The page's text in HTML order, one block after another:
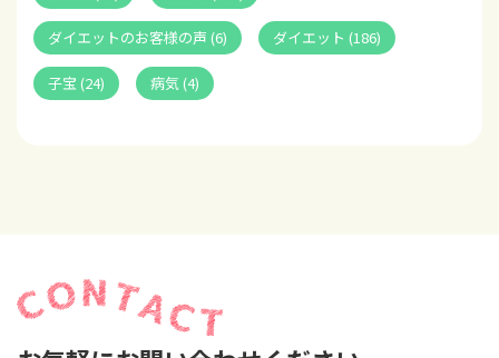
ダイエットのお客様の声 (6) ダイエット (186)
子宝 (24) 病気 (4)